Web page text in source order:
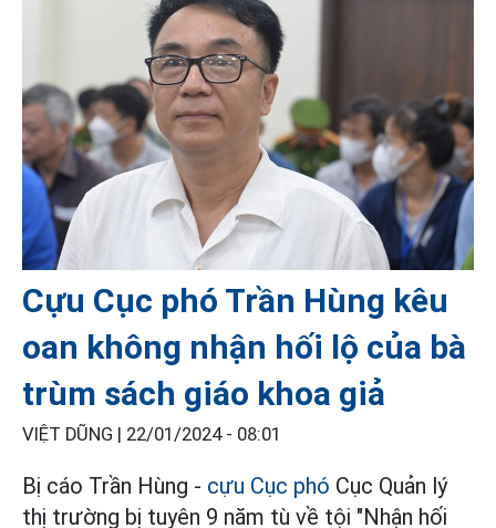
Cựu Cục phó Trần Hùng kêu
oan không nhận hối lộ của bà
trùm sách giáo khoa giả
VIỆT DŨNG | 22/01/2024 - 08:01
Bị cáo Trần Hùng - cựu Cục phó Cục Quản lý
thị trường bị tuyên 9 năm tù về tội "Nhận hối